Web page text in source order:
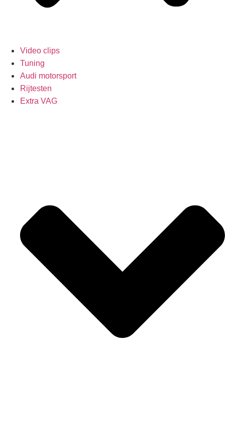
Video clips
Tuning
Audi motorsport
Rijtesten
Extra VAG